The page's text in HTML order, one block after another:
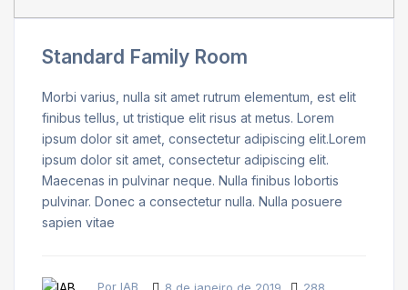
Standard Family Room
Morbi varius, nulla sit amet rutrum elementum, est elit
finibus tellus, ut tristique elit risus at metus. Lorem
ipsum dolor sit amet, consectetur adipiscing elit.Lorem
ipsum dolor sit amet, consectetur adipiscing elit.
Maecenas in pulvinar neque. Nulla finibus lobortis
pulvinar. Donec a consectetur nulla. Nulla posuere
sapien vitae
Por IAB 8 de janeiro de 2019 288